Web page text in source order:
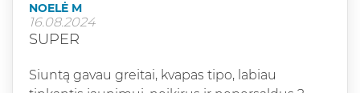
NOELĖ M
16.08.2024
SUPER
Siuntą gavau greitai, kvapas tipo, labiau